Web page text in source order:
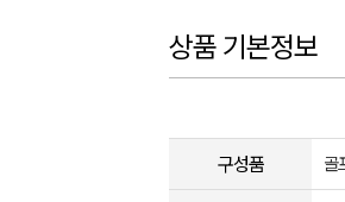
상품 기본정보
구성품 골